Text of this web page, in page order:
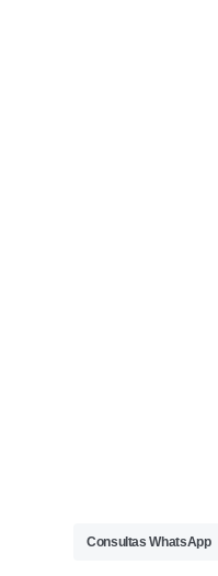
Consultas WhatsApp